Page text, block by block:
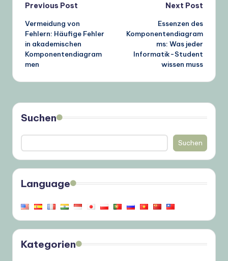
Post
navigation
Previous Post
Vermeidung von
Fehlern: Häufige Fehler
in akademischen
Komponentendiagram
men
Next Post
Essenzen des
Komponentendiagram
ms: Was jeder
Informatik-Student
wissen muss
Suchen
Suchen
Language
Kategorien